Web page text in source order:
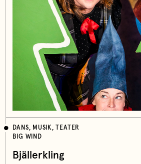
DANS, MUSIK, TEATER
BIG WIND
Bjällerkling